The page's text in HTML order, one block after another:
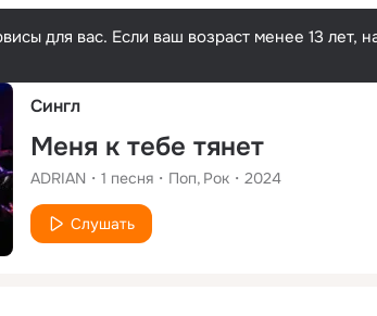
для вас. Если ваш возраст менее 13 лет,
Сингл
Меня к тебе тянет
ADRIAN 1 песня Поп Рок 2024
Слушать